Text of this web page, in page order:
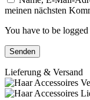
meinen nächsten
You have to be
Lieferung & Versand